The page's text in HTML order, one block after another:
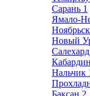
Сарань 1
Ямало-
Ноябрьск
Новый
Салехард
Нальчик
Баксан 2